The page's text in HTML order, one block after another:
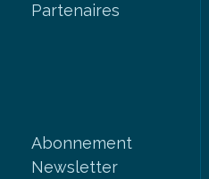
Partenaires
Abonnement
Newsletter